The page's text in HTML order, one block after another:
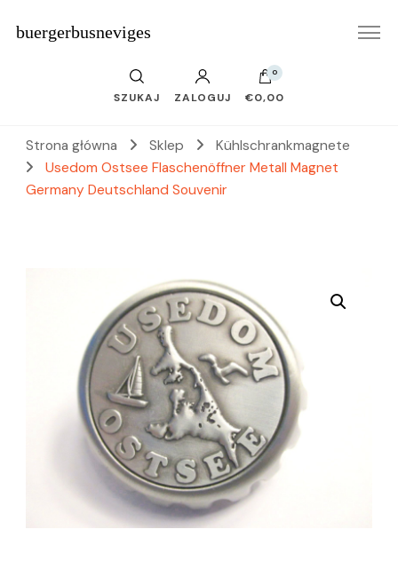
buergerbusneviges
SZUKAJ ZALOGUJ
0
€0,00
Strona główna Sklep
Kühlschrankmagnete
Usedom Ostsee Flaschenöffner Metall Magnet
Germany Deutschland Souvenir